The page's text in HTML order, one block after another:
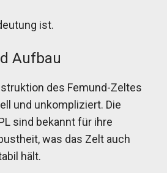
ist.
Aufbau
des Femund-Zeltes
und unkompliziert. Die
sind bekannt für ihre
was das Zelt auch
hält.